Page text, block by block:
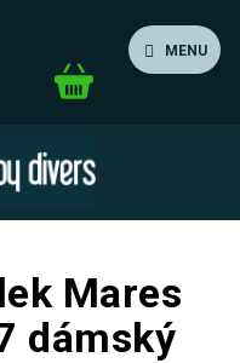
MENU
Nákupní
Mares
dámský